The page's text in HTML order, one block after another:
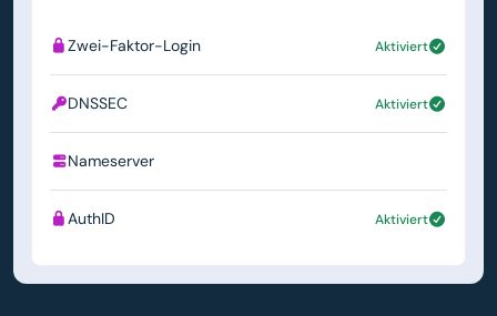
Zwei-Faktor-Login Aktiviert
DNSSEC Aktiviert
Nameserver
AuthID Aktiviert